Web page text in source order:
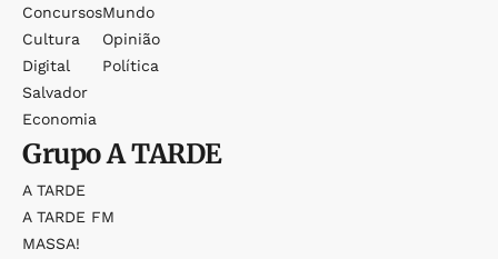
Concursos
Cultura
Digital
Salvador
Economia
Mundo
Opinião
Política
GrupoA TARDE
A TARDE
A TARDE FM
MASSA!